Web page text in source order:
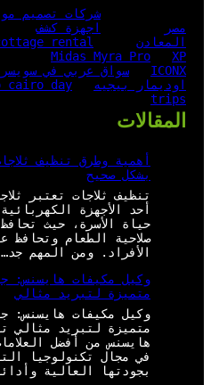
شركات تصميم
مصر
اجهزة كشف
المعادن
rental
Midas Myra Pro
XP
ICONX
سواق عربي في
اوديمار بيجيه
cairo day
trips
المقالات
أهمية وطرق تنظيف
بشكل صحيح
تنظيف ثلاجات تعتبر
أحد الأجهزة
حياة الأسرة، حيث
صلاحية الطعام وتحافظ
الأفراد. ومن المهم جد…
وكيل مكيفات هايسنس:
متميزة لتبريد مثالي
وكيل مكيفات هايسنس:
متميزة لتبريد مثالي
هايسنس من أفضل
في مجال تكنولوجيا
بجودتها العالية